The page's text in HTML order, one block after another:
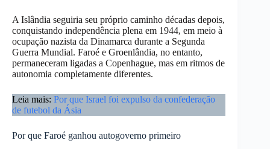
A Islândia seguiria seu próprio caminho décadas depois,
conquistando independência plena em 1944, em meio à
ocupação nazista da Dinamarca durante a Segunda
Guerra Mundial. Faroé e Groenlândia, no entanto,
permaneceram ligadas a Copenhague, mas em ritmos de
autonomia completamente diferentes.
Leia mais: Por que Israel foi expulso da confederação
de futebol da Ásia
Por que Faroé ganhou autogoverno primeiro